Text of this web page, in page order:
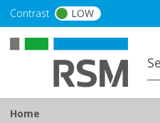
Contrast LOW
Breadcrumb
Home